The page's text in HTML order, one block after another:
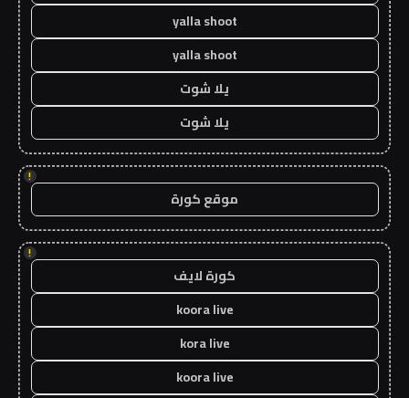
yalla shoot
yalla shoot
يلا شوت
يلا شوت
!
موقع كورة
!
كورة لايف
koora live
kora live
koora live